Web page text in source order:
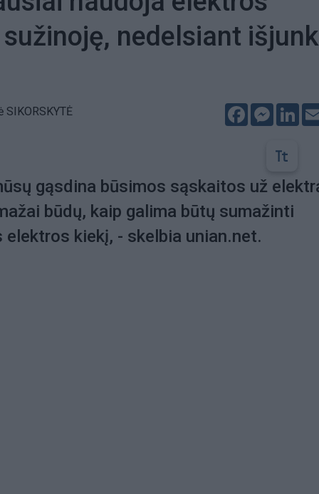
nedelsiant
SIKORSKYTĖ Facebook
gąsdina būsimos sąskaitos už
būdų, kaip galima būtų sumažinti
kiekį, - skelbia unian.net.